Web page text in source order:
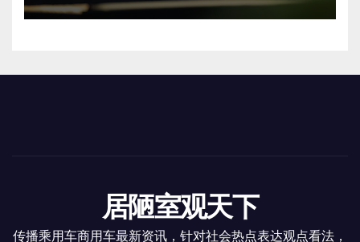
居陋室观天下
传播乘用车商用车最新资讯，针对社会热点表达观点看法，